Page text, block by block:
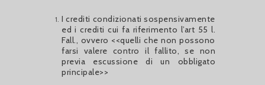
I crediti condizionati sospensivamente
ed i crediti cui fa riferimento l’art 55 l.
Fall., ovvero <<quelli che non possono
farsi valere contro il fallito, se non
previa escussione di un obbligato
principale>>